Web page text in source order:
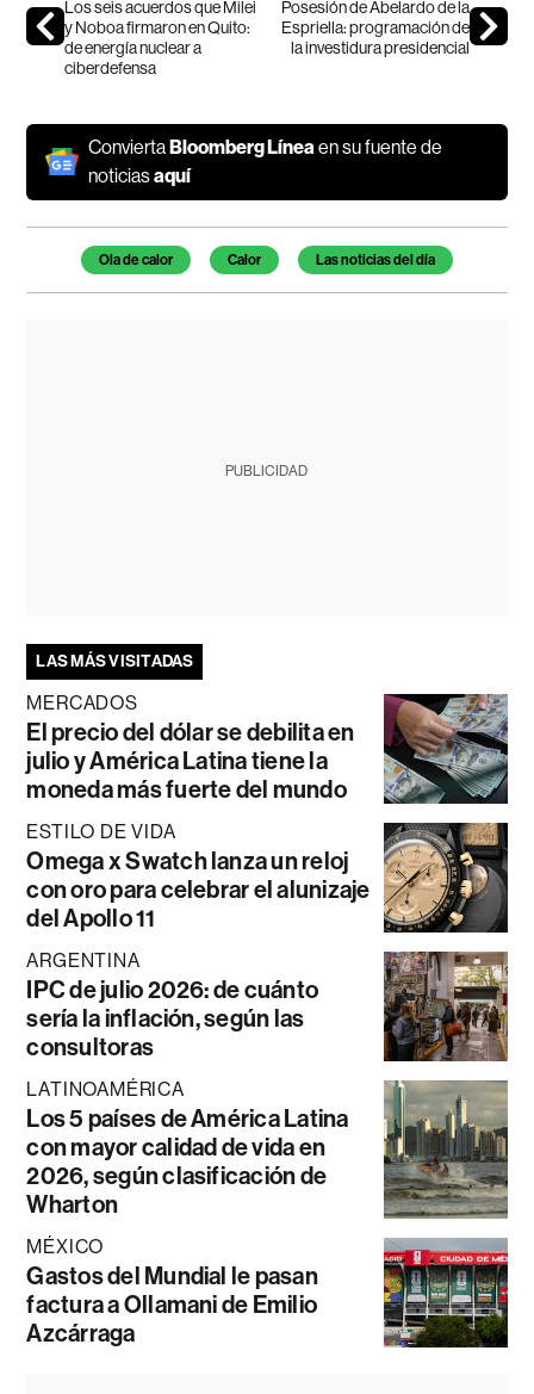
Los seis acuerdos que Milei
y Noboa firmaron en Quito:
de energía nuclear a
ciberdefensa
Posesión de Abelardo de la
Espriella: programación de
la investidura presidencial
ConviertaBloomberg Líneaen su fuente de
noticiasaquí
Temas de este artículo
Ola de calor Calor Las noticias del día
PUBLICIDAD
LAS MÁS VISITADAS
MERCADOS
El precio del dólar se debilita en
julio y América Latina tiene la
moneda más fuerte del mundo
ESTILO DE VIDA
Omega x Swatch lanza un reloj
con oro para celebrar el alunizaje
del Apollo 11
ARGENTINA
IPC de julio 2026: de cuánto
sería la inflación, según las
consultoras
LATINOAMÉRICA
Los 5 países de América Latina
con mayor calidad de vida en
2026, según clasificación de
Wharton
MÉXICO
Gastos del Mundial le pasan
factura a Ollamani de Emilio
Azcárraga